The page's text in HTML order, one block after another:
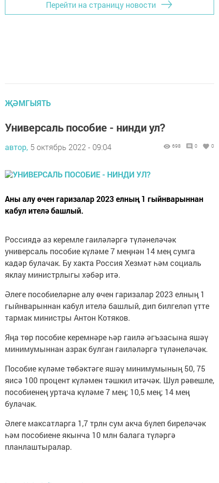
Перейти на страницу новости
ҖӘМГЫЯТЬ
Универсаль пособие - нинди ул?
автор, 5 октябрь 2022 - 09:04 698 0 0
Аны алу өчен гаризалар 2023 елның 1 гыйнварыннан
кабул ителә башлый.
Россиядә аз керемле гаиләләргә түләнеләчәк
универсаль пособие күләме 7 меңнән 14 мең сумга
кадәр булачак. Бу хакта Россия Хезмәт һәм социаль
яклау министрлыгы хәбәр итә.
Әлеге пособиеләрне алу өчен гаризалар 2023 елның 1
гыйнварыннан кабул ителә башлый, дип билгеләп үтте
тармак министры Антон Котяков.
Яңа төр пособие керемнәре һәр гаилә әгъзасына яшәү
минимумыннан азрак булган гаиләләргә түләнеләчәк.
Пособие күләме төбәктәге яшәү минимумының 50, 75
яисә 100 процент күләмен тәшкил итәчәк. Шул рәвешле,
пособиенең уртача күләме 7 мең; 10,5 мең; 14 мең
булачак.
Әлеге максатларга 1,7 трлн сум акча бүлеп биреләчәк
һәм пособиене якынча 10 млн балага түләргә
планлаштыралар.